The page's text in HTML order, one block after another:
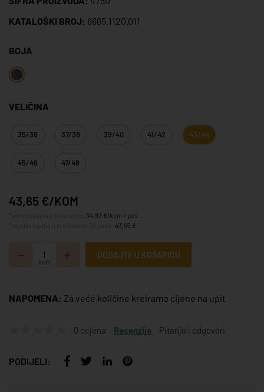
KATALOŠKI BROJ: 6665.1120.011
BOJA
VELIČINA
35/36 37/38 39/40 41/42 43/44
45/46 47/48
43,65 €/KOM
34,92 €/kom + pdv
43,65 €
kom
DODAJTE U KOŠARICU
NAPOMENA: Za veće količine kreiramo cijene na upit
0 ocjena Recenzije Pitanja i odgovori
PODIJELI: